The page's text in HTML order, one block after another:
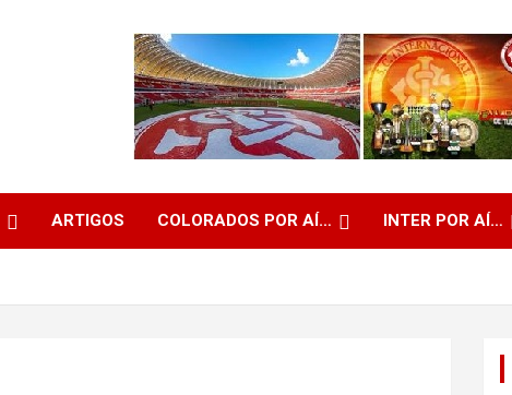
ARTIGOS COLORADOS POR AÍ… INTER POR AÍ…